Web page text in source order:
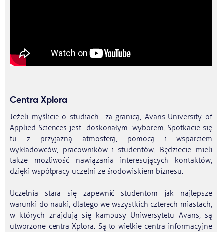
Centra Xplora
Jeżeli myślicie o studiach za granicą, Avans University of
Applied Sciences jest doskonałym wyborem. Spotkacie się
tu z przyjazną atmosferą, pomocą i wsparciem
wykładowców, pracowników i studentów. Będziecie mieli
także możliwość nawiązania interesujących kontaktów,
dzięki współpracy uczelni ze środowiskiem biznesu.
Uczelnia stara się zapewnić studentom jak najlepsze
warunki do nauki, dlatego we wszystkich czterech miastach,
w których znajdują się kampusy Uniwersytetu Avans, są
utworzone centra Xplora. Są to wielkie centra informacyjne